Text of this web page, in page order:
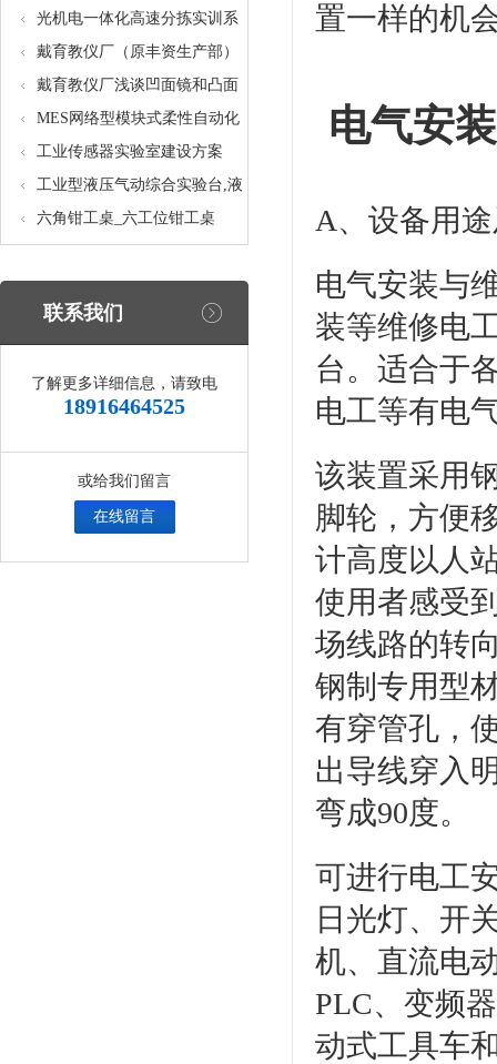
台_工业机器人基础应用实训考
核设备
光机电一体化高速分拣实训系
统_光机电一体化高速分拣实验
实训设备
戴育教仪厂（原丰资生产部）
助力春季高教仪器展
戴育教仪厂浅谈凹面镜和凸面
镜的区别之处
MES网络型模块式柔性自动化
生产线实验系统(八站)_模块柔
性自动化生产线教学实训设备
工业传感器实验室建设方案
工业型液压气动综合实验台,液
压气动综合实训台
六角钳工桌_六工位钳工桌
联系我们
了解更多详细信息，请致电
18916464525
或给我们留言
在线留言
置一样的机
电气安
A、设备用
电气安装与
装等维修电
台。适合于
电工等有电
该装置采用
脚轮，方便
计高度以人
使用者感受
场线路的转
钢制专用型
有穿管孔，
出导线穿入
弯成90度。
可进行电工
日光灯、开
机、直流电
PLC、变频
动式工具车